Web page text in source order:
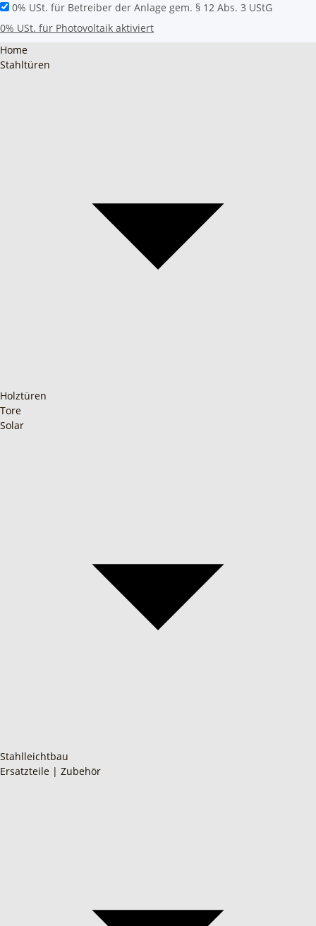
0% USt. für Betreiber der Anlage gem. § 12 Abs. 3 UStG
0% USt. für Photovoltaik aktiviert
Home
Stahltüren
Holztüren
Tore
Solar
Stahlleichtbau
Ersatzteile | Zubehör